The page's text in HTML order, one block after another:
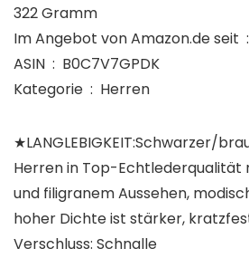
322 Gramm
ASIN ‏ : ‎ B0C7V7GPDK
Kategorie ‏ : ‎ Herren
★LANGLEBIGKEIT:Schwarzer/
Herren in Top-Echtlederqualität
und filigranem Aussehen,
hoher Dichte ist stärker,
Verschluss: Schnalle